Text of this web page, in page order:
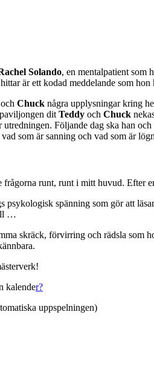
Solando, en mentalpatient som
är ett kodad meddelande som
och Chuck några upplysningar kring
dit Teddy och Chuck
utredningen. Följande dag ska han och
som är sanning och vad som är
runt, runt i mitt huvud. Efter
psykologisk spänning som gör att
…
skräck, förvirring och rädsla som
kalender?
uppspelningen)